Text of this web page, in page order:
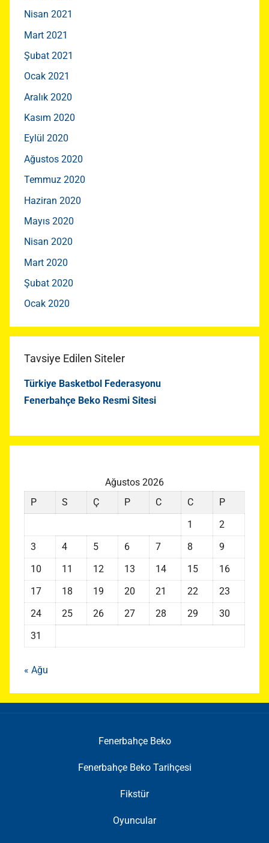
Nisan 2021
Mart 2021
Şubat 2021
Ocak 2021
Aralık 2020
Kasım 2020
Eylül 2020
Ağustos 2020
Temmuz 2020
Haziran 2020
Mayıs 2020
Nisan 2020
Mart 2020
Şubat 2020
Ocak 2020
Tavsiye Edilen Siteler
Türkiye Basketbol Federasyonu
Fenerbahçe Beko Resmi Sitesi
Ağustos 2026
P
S Ç P C C
P
1
2
3
4 5 6 7 8
9
10
11 12 13 14 15
16
17
18 19 20 21 22
23
24
25 26 27 28 29
30
31
« Ağu
Fenerbahçe Beko
Fenerbahçe Beko Tarihçesi
Fikstür
Oyuncular